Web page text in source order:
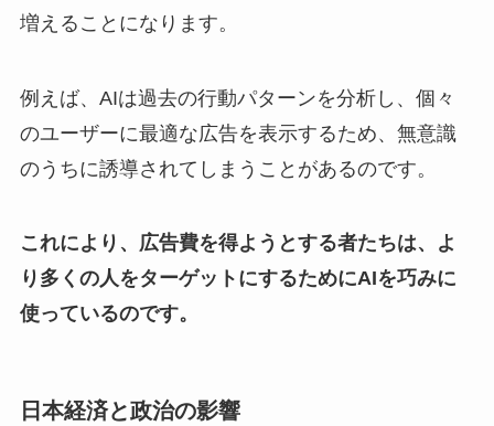
増えることになります。
例えば、AIは過去の行動パターンを分析し、個々
のユーザーに最適な広告を表示するため、無意識
のうちに誘導されてしまうことがあるのです。
これにより、広告費を得ようとする者たちは、よ
り多くの人をターゲットにするためにAIを巧みに
使っているのです。
日本経済と政治の影響